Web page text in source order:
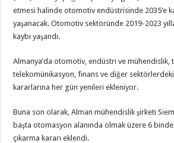
etmesi halinde otomotiv endüstrisinde 2035’e
yaşanacak. Otomotiv sektöründe 2019-2023
kaybı yaşandı.
Almanya’da otomotiv, endüstri ve mühendislik,
telekomünikasyon, finans ve diğer sektörlerdeki
kararlarına her gün yenileri ekleniyor.
Buna son olarak, Alman mühendislik şirketi
başta otomasyon alanında olmak üzere 6
çıkarma kararı eklendi.